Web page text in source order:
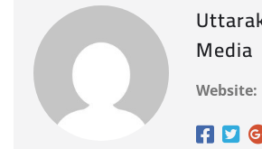
Media
Website: